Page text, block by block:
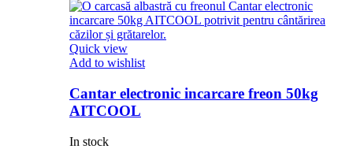
Quick view
Add to wishlist
Cantar electronic incarcare freon 50kg
AITCOOL
In stock